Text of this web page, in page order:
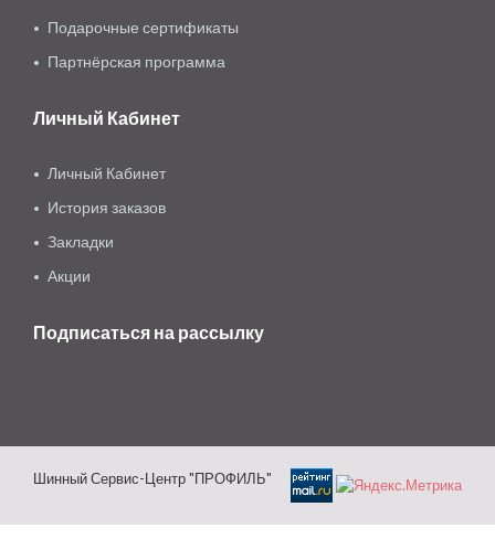
Подарочные сертификаты
Партнёрская программа
Личный Кабинет
Личный Кабинет
История заказов
Закладки
Акции
Подписаться на рассылку
Шинный Сервис-Центр "ПРОФИЛЬ"